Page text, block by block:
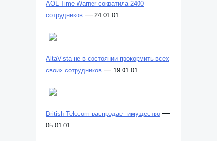
AOL Time Warner сократила 2400
сотрудников — 24.01.01
AltaVista не в состоянии прокормить всех
своих сотрудников — 19.01.01
British Telecom распродает имущество —
05.01.01